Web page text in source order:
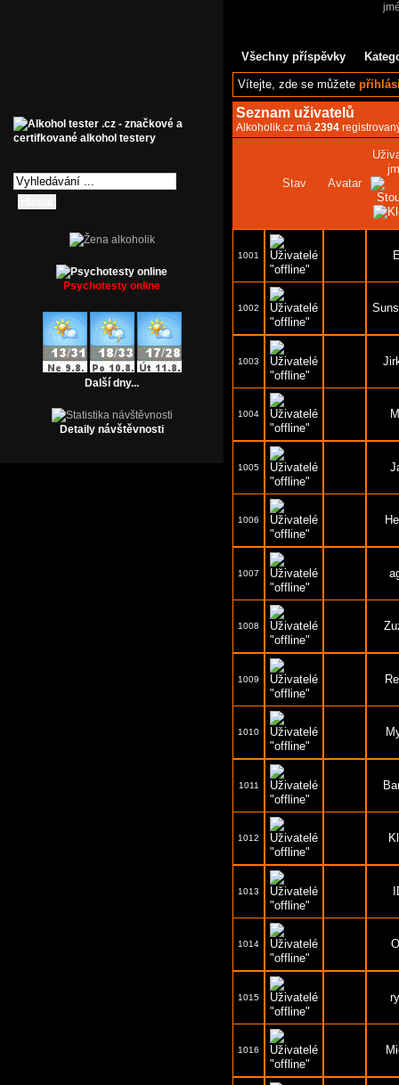
Všechny příspěvky
Vítejte,zde se můžete
Seznam uživatelů
Alkoholik.cz má2394
Stav Avatar
1001
1002
1003
1004
1005
1006
1007
1008
1009
1010
1011
1012
1013
1014
1015
1016
Psychotesty online
Další dny...
Detaily návštěvnosti